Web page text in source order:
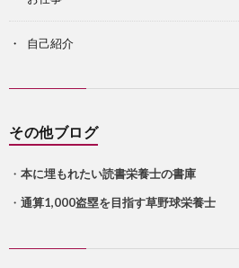
自己紹介
その他ブログ
・ 本に埋もれたい読書栄養士の書庫
・ 通算1,000盗塁を目指す草野球栄養士